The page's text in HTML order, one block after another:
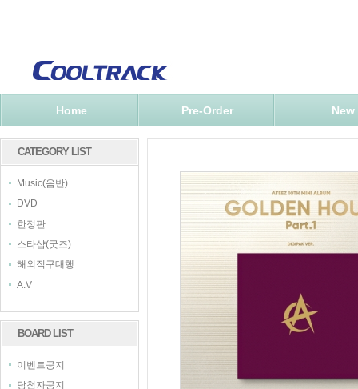
Home Pre-Order New
CATEGORY LIST
Music(음반)
DVD
한정판
스타샵(굿즈)
해외직구대행
A.V
BOARD LIST
이벤트공지
당첨자공지